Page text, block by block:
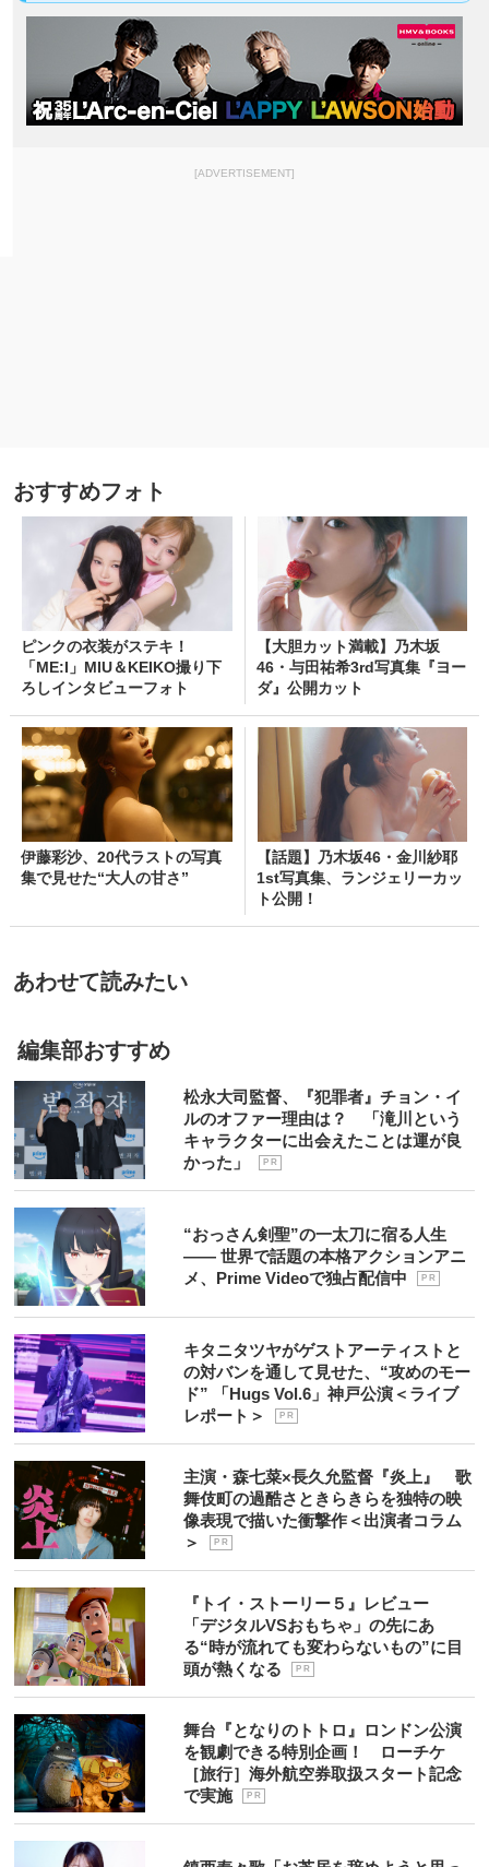
[ADVERTISEMENT]
おすすめフォト
ピンクの衣装がステキ！
「ME:I」MIU＆KEIKO撮り下
ろしインタビューフォト
【大胆カット満載】乃木坂
46・与田祐希3rd写真集『ヨー
ダ』公開カット
伊藤彩沙、20代ラストの写真
集で見せた“大人の甘さ”
【話題】乃木坂46・金川紗耶
1st写真集、ランジェリーカッ
ト公開！
あわせて読みたい
編集部おすすめ
松永大司監督、『犯罪者』チョン・イ
ルのオファー理由は？ 「滝川という
キャラクターに出会えたことは運が良
かった」
P R
“おっさん剣聖”の一太刀に宿る人生
―― 世界で話題の本格アクションアニ
メ、Prime Videoで独占配信中
P R
キタニタツヤがゲストアーティストと
の対バンを通して見せた、“攻めのモー
ド” 「Hugs Vol.6」神戸公演＜ライブ
レポート＞
P R
主演・森七菜×長久允監督『炎上』 歌
舞伎町の過酷さときらきらを独特の映
像表現で描いた衝撃作＜出演者コラム
＞
P R
『トイ・ストーリー５』レビュー
「デジタルVSおもちゃ」の先にあ
る“時が流れても変わらないもの”に目
頭が熱くなる
P R
舞台『となりのトトロ』ロンドン公演
を観劇できる特別企画！ ローチケ
［旅行］海外航空券取扱スタート記念
で実施
P R